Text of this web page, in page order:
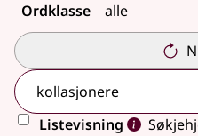
Ordklasse
Listevisning